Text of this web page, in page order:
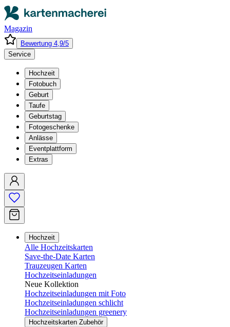
Magazin
Bewertung 4,9/5
Service
Hochzeit
Fotobuch
Geburt
Taufe
Geburtstag
Fotogeschenke
Anlässe
Eventplattform
Extras
Hochzeit
Alle Hochzeitskarten
Save-the-Date Karten
Trauzeugen Karten
Hochzeitseinladungen
Neue Kollektion
Hochzeitseinladungen mit Foto
Hochzeitseinladungen schlicht
Hochzeitseinladungen greenery
Hochzeitskarten Zubehör